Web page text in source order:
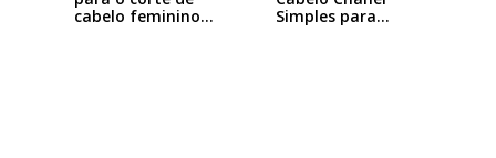
cabelo feminino…
Simples para…